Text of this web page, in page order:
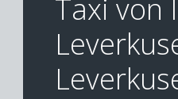
Taxi von